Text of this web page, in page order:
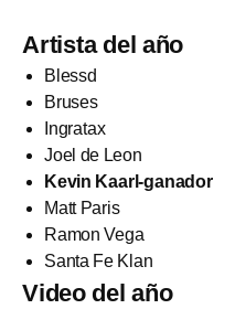
Artista del año
Blessd
Bruses
Ingratax
Joel de Leon
Kevin Kaarl-ganador
Matt Paris
Ramon Vega
Santa Fe Klan
Video del año